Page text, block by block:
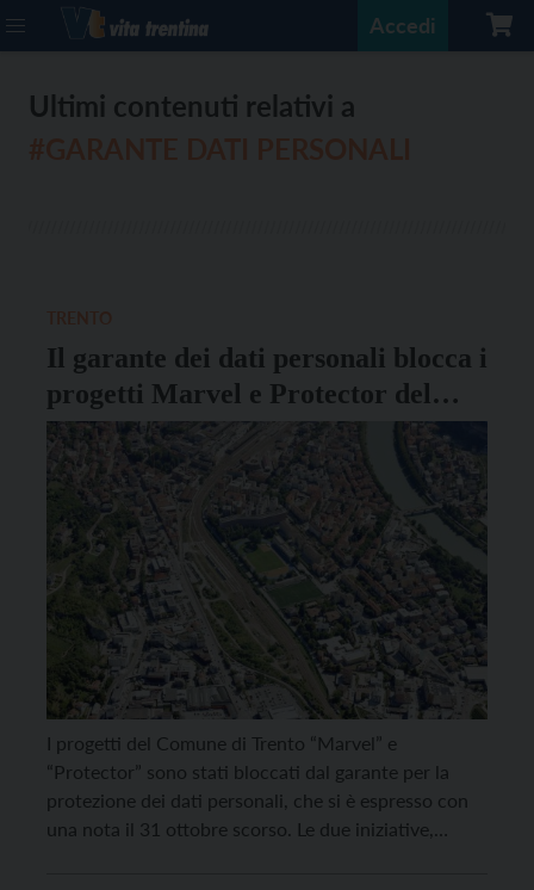
Accedi
Ultimi contenuti relativi a
Il garante dei dati personali blocca i
progetti Marvel e Protector del
Comune di Trento
I progetti del Comune di Trento “Marvel” e
“Protector” sono stati bloccati dal garante per la
protezione dei dati personali, che si è espresso con
una nota il 31 ottobre scorso. Le due iniziative,